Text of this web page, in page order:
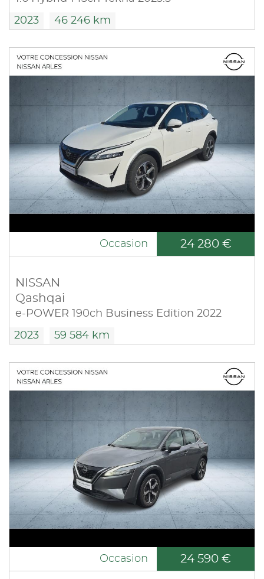
2023 46 246 km
Occasion 24 280 €
NISSAN
Qashqai
e-POWER 190ch Business Edition 2022
2023 59 584 km
Occasion 24 590 €